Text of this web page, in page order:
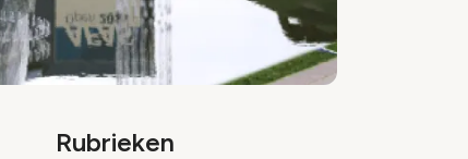
Rubrieken